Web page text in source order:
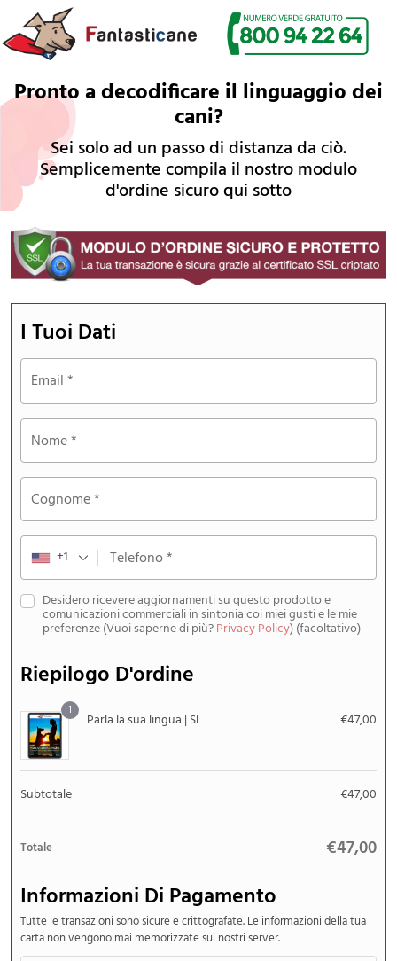
Pronto a decodificare il linguaggio dei
cani?
Sei solo ad un passo di distanza da ciò.
Semplicemente compila il nostro modulo
d'ordine sicuro qui sotto
I Tuoi Dati
Email*
Nome*
Cognome*
Telefono*
+1
Desidero ricevere aggiornamenti su questo prodotto e
comunicazioni commerciali in sintonia coi miei gusti e le mie
preferenze (Vuoi saperne di più?Privacy Policy)(facoltativo)
Riepilogo D'ordine
1 Parla la sua lingua | SL €47,00
Subtotale €47,00
Totale €47,00
Informazioni Di Pagamento
Tutte le transazioni sono sicure e crittografate. Le informazioni della tua
carta non vengono mai memorizzate sui nostri server.